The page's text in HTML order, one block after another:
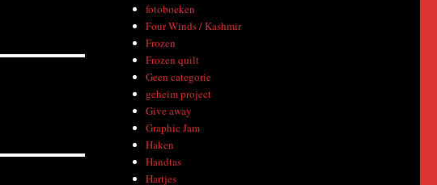
fotoboeken
Four Winds / Kashmir
Frozen
Frozen quilt
Geen categorie
geheim project
Give away
Graphic Jam
Haken
Handtas
Hartjes